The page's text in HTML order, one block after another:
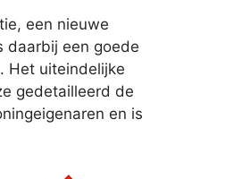
een nieuwe
daarbij een goede
Het uiteindelijke
gedetailleerd de
en is